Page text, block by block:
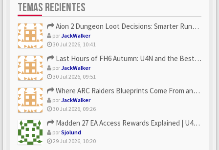
TEMAS RECIENTES
Aion 2 Dungeon Loot Decisions: Smarter Runs With U4N
porJackWalker
30 Jul 2026, 10:41
Last Hours of FH6 Autumn: U4N and the Best Rewards to Grab
porJackWalker
30 Jul 2026, 09:51
Where ARC Raiders Blueprints Come From and How U4N Can Help
porJackWalker
30 Jul 2026, 09:26
Madden 27 EA Access Rewards Explained | U4GM Early Game Surv...
porSjolund
29 Jul 2026, 10:20